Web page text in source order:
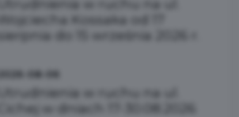
Utrudnienia w ruchu na ul.
Wojciecha Kossaka od 17
sierpnia do 15 września 2026 r.
2026-08-06
Utrudnienia w ruchu na ul.
Cichej w dniach 17-30.08.2026